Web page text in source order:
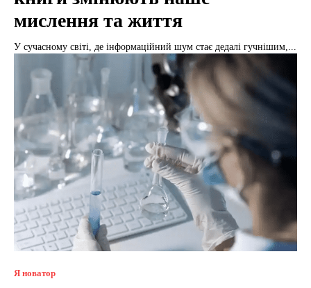
мислення та життя
У сучасному світі, де інформаційний шум стає дедалі гучнішим,...
Я новатор